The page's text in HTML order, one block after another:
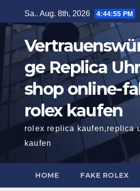
Inhalt
springen
Sa.. Aug. 8th, 2026 4:44:56 PM
ge Replica
shop online-
rolex kaufen
rolex replica kaufen,replica
kaufen
HOME FAKE ROLEX